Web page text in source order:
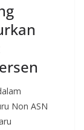
Non ASN